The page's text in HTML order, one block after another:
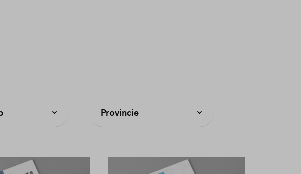
Provincie